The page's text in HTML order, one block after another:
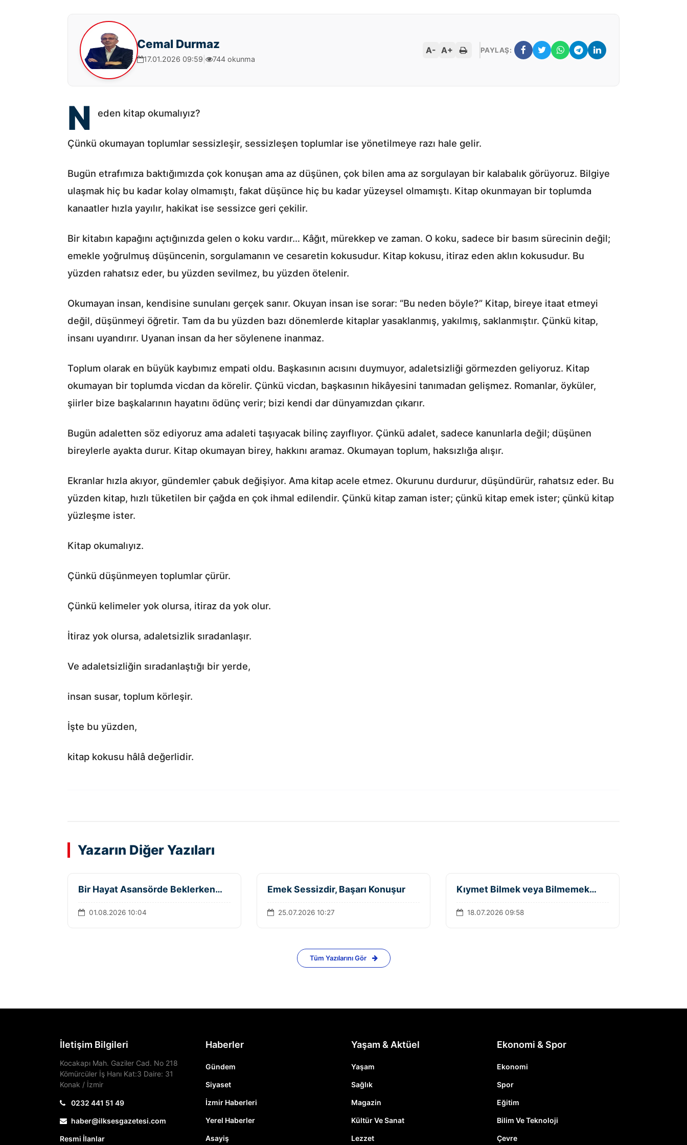
Cemal Durmaz
17.01.2026 09:59 744 okunma
A- A+ PAYLAŞ:
N eden kitap okumalıyız?
Çünkü okumayan toplumlar sessizleşir, sessizleşen toplumlar ise yönetilmeye razı hale gelir.
Bugün etrafımıza baktığımızda çok konuşan ama az düşünen, çok bilen ama az sorgulayan bir kalabalık görüyoruz. Bilgiye
ulaşmak hiç bu kadar kolay olmamıştı, fakat düşünce hiç bu kadar yüzeysel olmamıştı. Kitap okunmayan bir toplumda
kanaatler hızla yayılır, hakikat ise sessizce geri çekilir.
Bir kitabın kapağını açtığınızda gelen o koku vardır… Kâğıt, mürekkep ve zaman. O koku, sadece bir basım sürecinin değil;
emekle yoğrulmuş düşüncenin, sorgulamanın ve cesaretin kokusudur. Kitap kokusu, itiraz eden aklın kokusudur. Bu
yüzden rahatsız eder, bu yüzden sevilmez, bu yüzden ötelenir.
Okumayan insan, kendisine sunulanı gerçek sanır. Okuyan insan ise sorar: “Bu neden böyle?” Kitap, bireye itaat etmeyi
değil, düşünmeyi öğretir. Tam da bu yüzden bazı dönemlerde kitaplar yasaklanmış, yakılmış, saklanmıştır. Çünkü kitap,
insanı uyandırır. Uyanan insan da her söylenene inanmaz.
Toplum olarak en büyük kaybımız empati oldu. Başkasının acısını duymuyor, adaletsizliği görmezden geliyoruz. Kitap
okumayan bir toplumda vicdan da körelir. Çünkü vicdan, başkasının hikâyesini tanımadan gelişmez. Romanlar, öyküler,
şiirler bize başkalarının hayatını ödünç verir; bizi kendi dar dünyamızdan çıkarır.
Bugün adaletten söz ediyoruz ama adaleti taşıyacak bilinç zayıflıyor. Çünkü adalet, sadece kanunlarla değil; düşünen
bireylerle ayakta durur. Kitap okumayan birey, hakkını aramaz. Okumayan toplum, haksızlığa alışır.
Ekranlar hızla akıyor, gündemler çabuk değişiyor. Ama kitap acele etmez. Okurunu durdurur, düşündürür, rahatsız eder. Bu
yüzden kitap, hızlı tüketilen bir çağda en çok ihmal edilendir. Çünkü kitap zaman ister; çünkü kitap emek ister; çünkü kitap
yüzleşme ister.
Kitap okumalıyız.
Çünkü düşünmeyen toplumlar çürür.
Çünkü kelimeler yok olursa, itiraz da yok olur.
İtiraz yok olursa, adaletsizlik sıradanlaşır.
Ve adaletsizliğin sıradanlaştığı bir yerde,
insan susar, toplum körleşir.
İşte bu yüzden,
kitap kokusu hâlâ değerlidir.
Yazarın Diğer Yazıları
Bir Hayat Asansörde Beklerken…
01.08.2026 10:04
Emek Sessizdir, Başarı Konuşur
25.07.2026 10:27
Kıymet Bilmek veya Bilmemek…
18.07.2026 09:58
Tüm Yazılarını Gör
İletişim Bilgileri
Kocakapı Mah. Gaziler Cad. No 218
Kömürcüler İş Hanı Kat:3 Daire: 31
Konak / İzmir
0232 441 51 49
haber@ilksesgazetesi.com
Resmi İlanlar
Haberler
Gündem
Siyaset
İzmir Haberleri
Yerel Haberler
Asayiş
Yaşam & Aktüel
Yaşam
Sağlık
Magazin
Kültür Ve Sanat
Lezzet
Ekonomi & Spor
Ekonomi
Spor
Eğitim
Bilim Ve Teknoloji
Çevre